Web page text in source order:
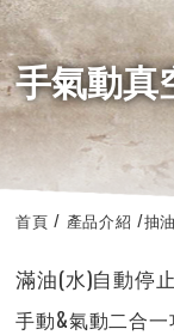
手氣動真
首頁 產品介紹 抽
滿油(水)自動停
手動&氣動二合